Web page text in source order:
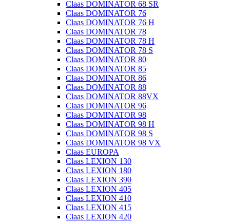
Claas DOMINATOR 68 SR
Claas DOMINATOR 76
Claas DOMINATOR 76 H
Claas DOMINATOR 78
Claas DOMINATOR 78 H
Claas DOMINATOR 78 S
Claas DOMINATOR 80
Claas DOMINATOR 85
Claas DOMINATOR 86
Claas DOMINATOR 88
Claas DOMINATOR 88VX
Claas DOMINATOR 96
Claas DOMINATOR 98
Claas DOMINATOR 98 H
Claas DOMINATOR 98 S
Claas DOMINATOR 98 VX
Claas EUROPA
Claas LEXION 130
Claas LEXION 180
Claas LEXION 390
Claas LEXION 405
Claas LEXION 410
Claas LEXION 415
Claas LEXION 420